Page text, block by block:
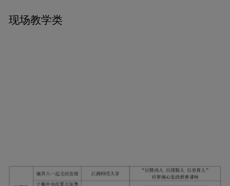
现场教学类